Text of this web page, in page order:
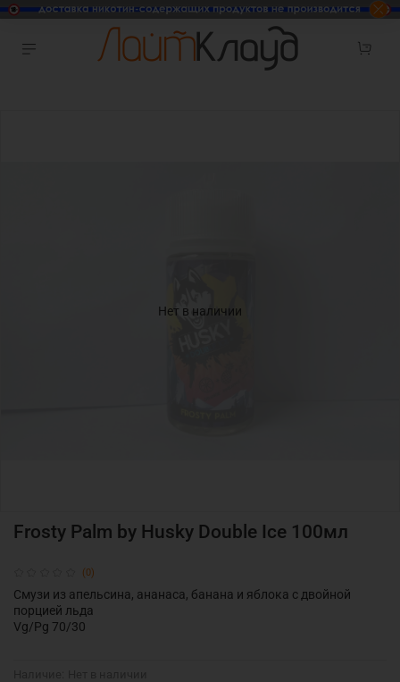
Нет в наличии
(0)
Frosty Palm by Husky Double Ice 100мл
Смузи из апельсина, ананаса, банана и яблока с двойной
порцией льда
Vg/Pg 70/30